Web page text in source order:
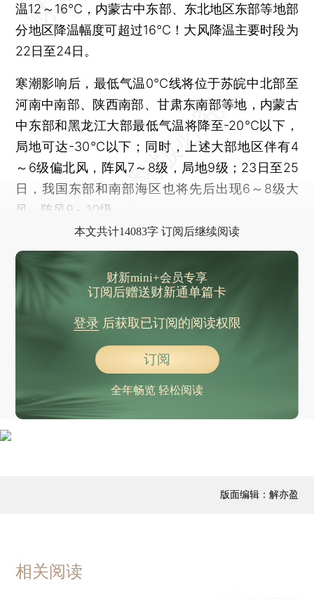
温12～16℃，内蒙古中东部、东北地区东部等地部
分地区降温幅度可超过16℃！大风降温主要时段为
22日至24日。
寒潮影响后，最低气温0℃线将位于苏皖中北部至
河南中南部、陕西南部、甘肃东南部等地，内蒙古
中东部和黑龙江大部最低气温将降至-20℃以下，
局地可达-30℃以下；同时，上述大部地区伴有4
～6级偏北风，阵风7～8级，局地9级；23日至25
日，我国东部和南部海区也将先后出现6～8级大
风，阵风9～10级。
本文共计14083字 订阅后继续阅读
财新mini+会员专享
订阅后赠送财新通单篇卡
登录后获取已订阅的阅读权限
订阅
全年畅览 轻松阅读
版面编辑：解亦盈
相关阅读